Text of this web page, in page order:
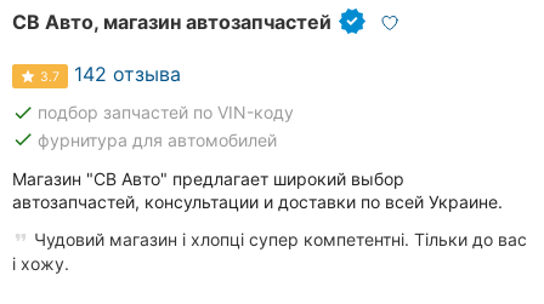
СВ Авто, магазин автозапчастей
3.7 142 отзыва
done подбор запчастей по VIN-коду
done фурнитура для автомобилей
Магазин "СВ Авто" предлагает широкий выбор
автозапчастей, консультации и доставки по всей Украине.
Чудовий магазин і хлопці супер компетентні. Тільки до вас
і хожу.